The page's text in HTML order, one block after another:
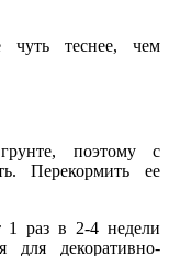
чуть теснее, чем
поэтому с
Перекормить ее
1 раз в 2-4 недели
для декоративно-